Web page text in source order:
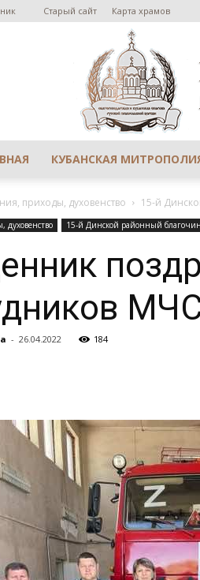
Старый сайт Карта храмов
КУБАНСКАЯ
приходы, духовенство 15-й
духовенство 15-й Динской районный
- 26.04.2022 184